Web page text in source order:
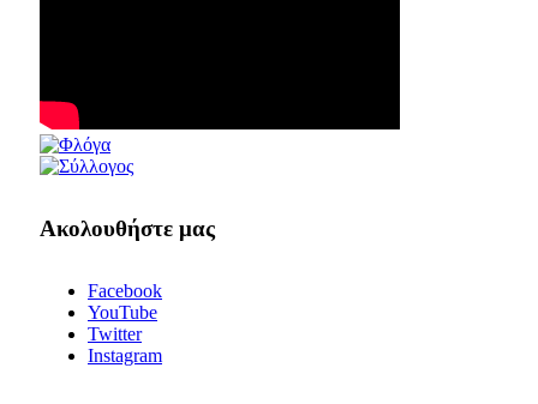
Ακολουθήστε μας
Facebook
YouTube
Twitter
Instagram